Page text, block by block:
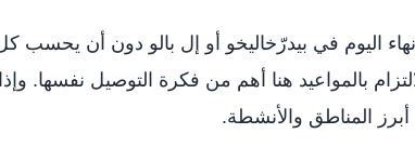
إنهاء اليوم في بيدرّخاليخو أو إل بالو دون أن يحسب
بالمواعيد هنا أهم من فكرة التوصيل نفسها.
المناطق والأنشطة.